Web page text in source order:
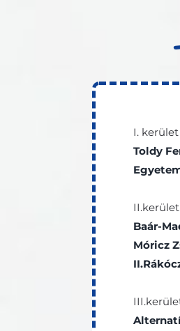
I. kerület
Toldy
II.kerület
Baár-
Móricz